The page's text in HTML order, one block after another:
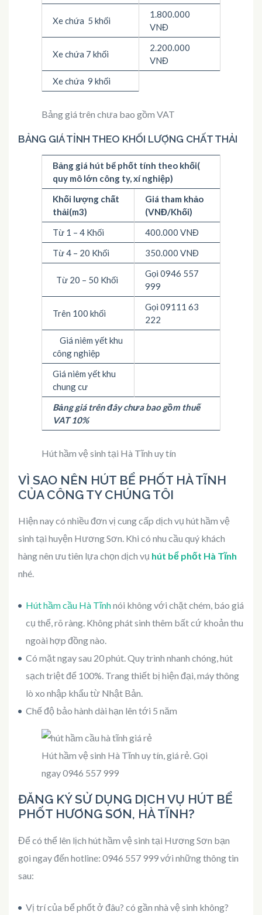
Xe chứa 5 khối
1.800.000
VNĐ
Xe chứa 7 khối
2.200.000
VNĐ
Xe chứa 9 khối
Bảng giá trên chưa bao gồm VAT
BẢNG GIÁ TỈNH THEO KHỐI LƯỢNG CHẤT THẢI
Bảng giá hút bể phốt tính theo khối(
quy mô lớn công ty, xí nghiệp)
Khối lượng chất
thải(m3)
Giá tham khảo
(VNĐ/Khối)
Từ 1 – 4 Khối
400.000 VNĐ
Từ 4 – 20 Khối
350.000 VNĐ
Từ 20 – 50 Khối
Gọi 0946 557
999
Trên 100 khối
Gọi 09111 63
222
Giá niêm yết khu
công nghiệp
Giá niêm yết khu
chung cư
Bảng giá trên đây chưa bao gồm thuế
VAT 10%
Hút hầm vệ sinh tại Hà Tĩnh uy tín
VÌ SAO NÊN HÚT BỂ PHỐT HÀ TĨNH
CỦA CÔNG TY CHÚNG TÔI
Hiện nay có nhiều đơn vị cung cấp dịch vụ hút hầm vệ
sinh tại huyện Hương Sơn. Khi có nhu cầu quý khách
hàng nên ưu tiên lựa chọn dịch vụ hút bể phốt Hà Tĩnh
nhé.
Hút hầm cầu Hà Tĩnhnói không với chặt chém, báo giá
cụ thể, rõ ràng. Không phát sinh thêm bất cứ khoản thu
ngoài hợp đồng nào.
Có mặt ngay sau 20 phút. Quy trình nhanh chóng, hút
sạch triệt để 100%. Trang thiết bị hiện đại, máy thông
lò xo nhập khẩu từ Nhật Bản.
Chế độ bảo hành dài hạn lên tới 5 năm
Hút hầm vệ sinh Hà Tĩnh uy tín, giá rẻ. Gọi
ngay 0946 557 999
ĐĂNG KÝ SỬ DỤNG DỊCH VỤ HÚT BỂ
PHỐT HƯƠNG SƠN, HÀ TĨNH?
Để có thể lên lịch hút hầm vệ sinh tại Hương Sơn bạn
gọi ngay đến hotline: 0946 557 999 với những thông tin
sau:
Vị trí của bể phốt ở đâu? có gần nhà vệ sinh không?